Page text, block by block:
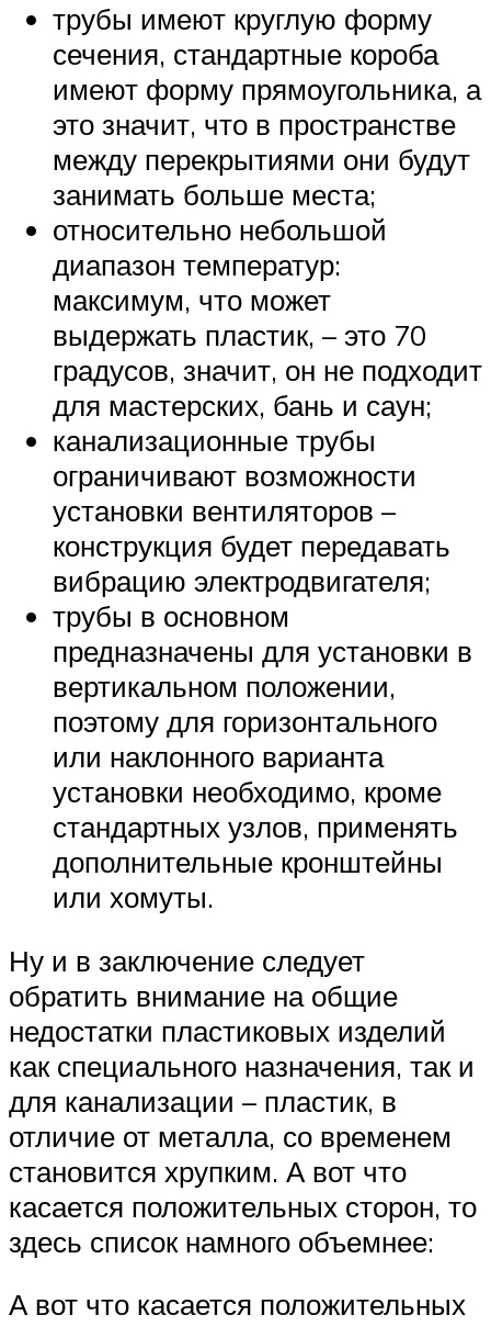
трубы имеют круглую форму
сечения, стандартные короба
имеют форму прямоугольника, а
это значит, что в пространстве
между перекрытиями они будут
занимать больше места;
относительно небольшой
диапазон температур:
максимум, что может
выдержать пластик, – это 70
градусов, значит, он не подходит
для мастерских, бань и саун;
канализационные трубы
ограничивают возможности
установки вентиляторов –
конструкция будет передавать
вибрацию электродвигателя;
трубы в основном
предназначены для установки в
вертикальном положении,
поэтому для горизонтального
или наклонного варианта
установки необходимо, кроме
стандартных узлов, применять
дополнительные кронштейны
или хомуты.
Ну и в заключение следует
обратить внимание на общие
недостатки пластиковых изделий
как специального назначения, так и
для канализации – пластик, в
отличие от металла, со временем
становится хрупким. А вот что
касается положительных сторон, то
здесь список намного объемнее:
А вот что касается положительных